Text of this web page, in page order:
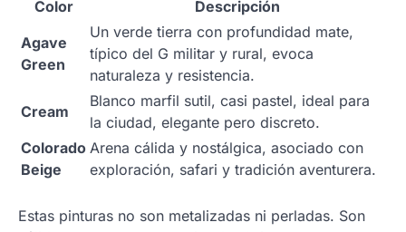
Color
Descripción
Agave
Green
Un verde tierra con profundidad mate,
típico del G militar y rural, evoca
naturaleza y resistencia.
Cream
Blanco marfil sutil, casi pastel, ideal para
la ciudad, elegante pero discreto.
Colorado
Beige
Arena cálida y nostálgica, asociado con
exploración, safari y tradición aventurera.
Estas pinturas no son metalizadas ni perladas. Son